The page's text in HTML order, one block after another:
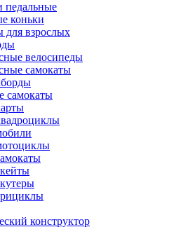
коньки
для взрослых
велосипеды
самокаты
самокаты
конструктор